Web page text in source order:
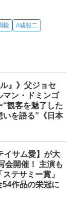
毅
#城彰二
』》父ジョセ
マン・ドミンゴ
観客を魅了した
いを語る”《日本
イサム愛】が大
会開催！ 主演も
テサミー賞」
作品の栄冠に